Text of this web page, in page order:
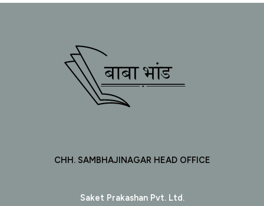
CHH. SAMBHAJINAGAR HEAD OFFICE
Saket Prakashan Pvt. Ltd.